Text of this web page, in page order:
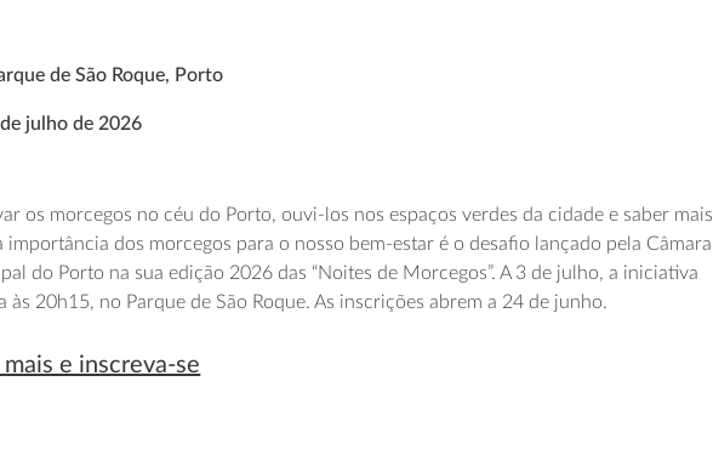
de São Roque, Porto
julho de 2026
os morcegos no céu do Porto, ouvi-los nos espaços verdes da cidade e saber mais
importância dos morcegos para o nosso bem-estar é o desafio lançado pela Câmara
do Porto na sua edição 2026 das “Noites de Morcegos”. A 3 de julho, a iniciativa
às 20h15, no Parque de São Roque. As inscrições abrem a 24 de junho.
mais e inscreva-se